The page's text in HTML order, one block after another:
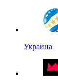
Украина